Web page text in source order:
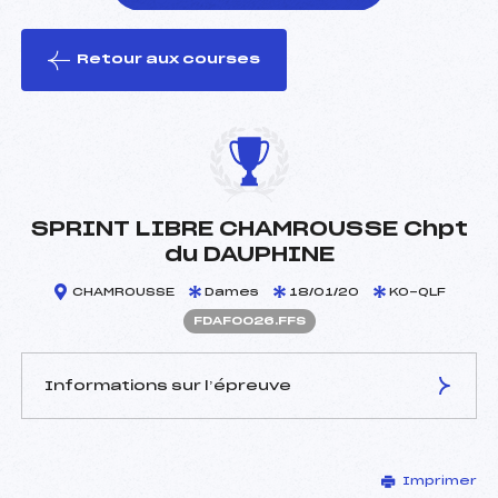
le ski
Retour aux courses
SPRINT LIBRE CHAMROUSSE Chpt
du DAUPHINE
CHAMROUSSE Dames 18/01/20 KO-QLF
FDAF0026.FFS
Informations sur l’épreuve
ANDREANI DAMIEN (DA)
Imprimer